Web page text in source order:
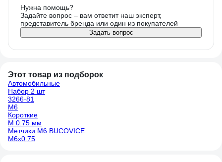
Нужна помощь?
Задайте вопрос – вам ответит наш эксперт,
представитель бренда или один из покупателей
Задать вопрос
Этот товар из подборок
Автомобильные
Набор 2 шт
3266-81
М6
Короткие
М 0.75 мм
Метчики М6 BUCOVICE
М6х0.75